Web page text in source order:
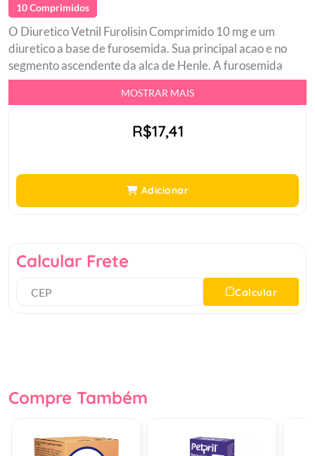
10 Comprimidos
O Diuretico Vetnil Furolisin Comprimido 10 mg e um
diuretico a base de furosemida. Sua principal acao e no
segmento ascendente da alca de Henle. A furosemida
inibe a reabsorcao de sodio, potassio e cloreto na porcao
espessa da alca de Henle, levando a diurese do seu pet.br
Rapida absorcao do organismobr Formulado com
cardiaca.br
MOSTRAR MAIS
R$17,41
Adicionar
Calcular Frete
Calcular
Compre Também